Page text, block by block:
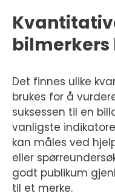
bilmerkers
Det finnes ulike
brukes for å
suksessen til en
vanligste
kan måles ved
eller
godt publikum
til et merke.